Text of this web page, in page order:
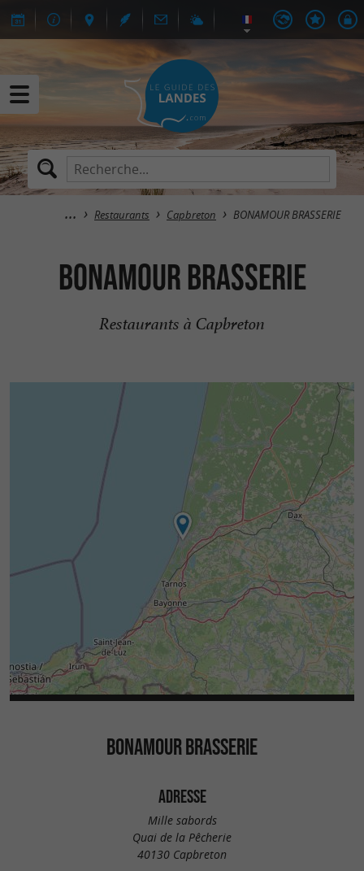
Restaurants Capbreton BONAMOUR BRASSERIE
BONAMOUR BRASSERIE
Restaurants à Capbreton
BONAMOUR BRASSERIE
ADRESSE
Mille sabords
Quai de la Pêcherie
40130 Capbreton